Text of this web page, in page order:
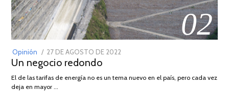
02
Opinión
POSTED
ON
27 DE AGOSTO DE 2022
DE
Un negocio redondo
El de las tarifas de energía no es un tema nuevo en el país, pero cada vez
deja en mayor …